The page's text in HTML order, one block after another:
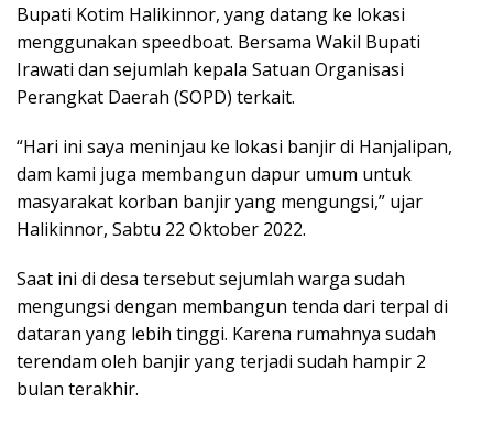
Bupati Kotim Halikinnor, yang datang ke lokasi
menggunakan speedboat. Bersama Wakil Bupati
Irawati dan sejumlah kepala Satuan Organisasi
Perangkat Daerah (SOPD) terkait.
“Hari ini saya meninjau ke lokasi banjir di Hanjalipan,
dam kami juga membangun dapur umum untuk
masyarakat korban banjir yang mengungsi,” ujar
Halikinnor, Sabtu 22 Oktober 2022.
Saat ini di desa tersebut sejumlah warga sudah
mengungsi dengan membangun tenda dari terpal di
dataran yang lebih tinggi. Karena rumahnya sudah
terendam oleh banjir yang terjadi sudah hampir 2
bulan terakhir.